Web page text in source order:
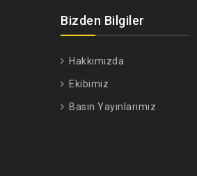
Bizden Bilgiler
Hakkımızda
Ekibimiz
Basın Yayınlarımız